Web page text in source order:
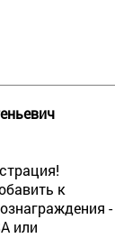
к
-
или